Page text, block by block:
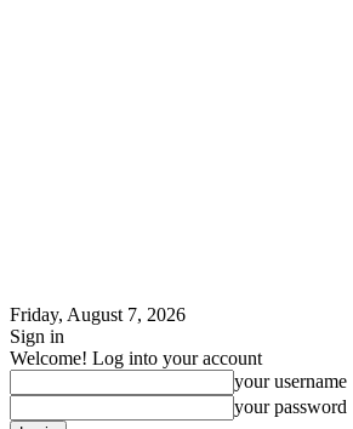
Friday, August 7, 2026
Sign in
Welcome! Log into your account
your username
your password